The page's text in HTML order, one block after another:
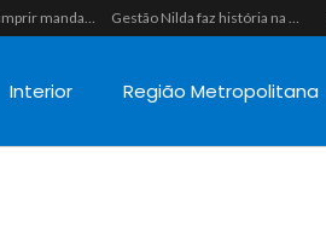
Polícia vai cumprir mandado e acaba estourando esquema de tráfico com drogas escondidas dentro de urso de pelúcia em João Câmara Gestão Nilda faz história na segurança pública e coloca a Guarda Municipal como a primeira do RN operando fuzis
Interior Região Metropolitana